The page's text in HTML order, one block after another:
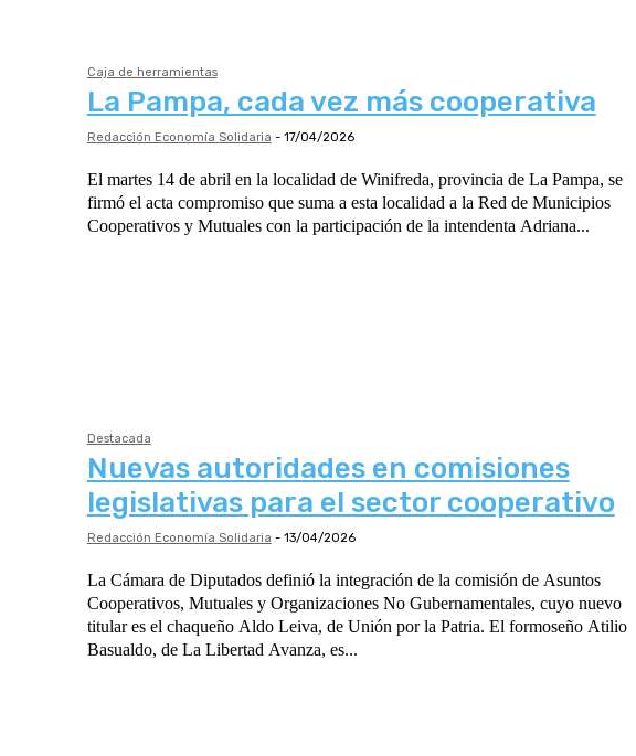
Caja de herramientas
La Pampa, cada vez más cooperativa
Redacción Economía Solidaria - 17/04/2026
El martes 14 de abril en la localidad de Winifreda, provincia de La Pampa, se
firmó el acta compromiso que suma a esta localidad a la Red de Municipios
Cooperativos y Mutuales con la participación de la intendenta Adriana...
Destacada
Nuevas autoridades en comisiones
legislativas para el sector cooperativo
Redacción Economía Solidaria - 13/04/2026
La Cámara de Diputados definió la integración de la comisión de Asuntos
Cooperativos, Mutuales y Organizaciones No Gubernamentales, cuyo nuevo
titular es el chaqueño Aldo Leiva, de Unión por la Patria. El formoseño Atilio
Basualdo, de La Libertad Avanza, es...